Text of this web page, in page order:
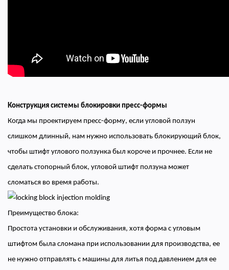
Конструкция системы блокировки пресс-формы
Когда мы проектируем пресс-форму, если угловой ползун
слишком длинный, нам нужно использовать блокирующий блок,
чтобы штифт углового ползунка был короче и прочнее. Если не
сделать стопорный блок, угловой штифт ползуна может
сломаться во время работы.
Преимущество блока:
Простота установки и обслуживания, хотя форма с угловым
штифтом была сломана при использовании для производства, ее
не нужно отправлять с машины для литья под давлением для ее